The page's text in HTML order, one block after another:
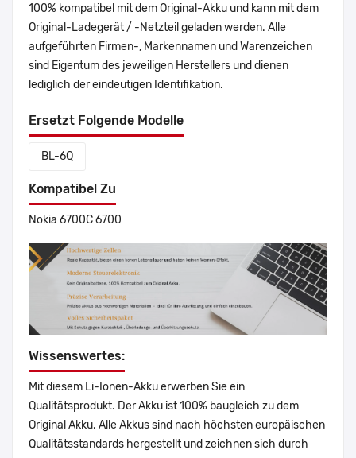
100% kompatibel mit dem Original-Akku und kann mit dem
Original-Ladegerät / -Netzteil geladen werden. Alle
aufgeführten Firmen-, Markennamen und Warenzeichen
sind Eigentum des jeweiligen Herstellers und dienen
lediglich der eindeutigen Identifikation.
Ersetzt Folgende Modelle
BL-6Q
Kompatibel Zu
Nokia 6700C 6700
Wissenswertes:
Mit diesem Li-Ionen-Akku erwerben Sie ein
Qualitätsprodukt. Der Akku ist 100% baugleich zu dem
Original Akku. Alle Akkus sind nach höchsten europäischen
Qualitätsstandards hergestellt und zeichnen sich durch